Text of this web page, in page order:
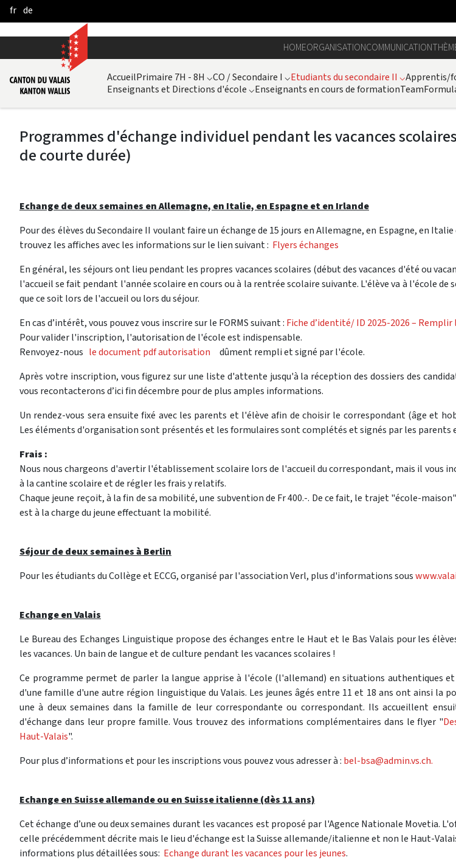
Skip to Main Content
fr de
HOMEORGANISATIONCOMMUNICATION
AccueilPrimaire 7H - 8H ⌵CO / Secondaire I ⌵Etudiants du secondaire II ⌵Apprentis/
Enseignants et Directions d'école ⌵Enseignants en cours de formationTeam
Programmes d'échange individuel pendant les vacances
de courte durée)
Echange de deux semaines en Allemagne, en Italie, en Espagne et en Irlande
Pour des élèves du Secondaire II voulant faire un échange de 15 jours en Allemagne, en Espagne, en
trouvez les affiches avec les informations sur le lien suivant : Flyers échanges
En général, les séjours ont lieu pendant les propres vacances scolaires (début des vacances d'été ou
l'accueil se fait pendant l'année scolaire en cours ou à la rentrée scolaire suivante. L'élève va à l'école de
que ce soit lors de l'accueil ou lors du séjour.
En cas d’intérêt, vous pouvez vous inscrire sur le FORMS suivant : Fiche d’identité/ ID 2025-2026 –
Pour valider l'inscription, l'autorisation de l'école est indispensable.
Renvoyez-nous le document pdf autorisation dûment rempli et signé par l'école.
Après votre inscription, vous figurez sur une liste d'attente jusqu'à la réception des dossiers des
vous recontacterons d’ici fin décembre pour de plus amples informations.
Un rendez-vous sera ensuite fixé avec les parents et l'élève afin de choisir le correspondant (âge et
Les éléments d'organisation sont présentés et les formulaires sont complétés et signés par les parents
Frais :
Nous nous chargeons d'avertir l'établissement scolaire lors de l'accueil du correspondant, mais il vous
à la cantine scolaire et de régler les frais y relatifs.
Chaque jeune reçoit, à la fin de sa mobilité, une subvention de Fr 400.-. De ce fait, le trajet "école-
est à la charge du jeune effectuant la mobilité.
Séjour de deux semaines à Berlin
Pour les étudiants du Collège et ECCG, organisé par l'association Verl, plus d'informations sous
Echange en Valais
Le Bureau des Echanges Linguistique propose des échanges entre le Haut et le Bas Valais pour les
les vacances. Un bain de langue et de culture pendant les vacances scolaires !
Ce programme permet de parler la langue apprise à l'école (l'allemand) en situations authentiques
d'une famille d'une autre région linguistique du Valais. Les jeunes âgés entre 11 et 18 ans ont ainsi la
une à deux semaines dans la famille de leur correspondante ou correspondant. Ils accueillent
d'échange dans leur propre famille. Vous trouvez des informations complémentaires dans le flyer "
Haut-Valais".
Pour plus d’informations et pour les inscriptions vous pouvez vous adresser à : bel-bsa@admin.vs.ch.
Echange en Suisse allemande ou en Suisse italienne (dès 11 ans)
Cet échange d’une ou deux semaines durant les vacances est proposé par l'Agence Nationale Movetia.
celle précédemment décrite mais le lieu d'échange est la Suisse allemande/italienne et non le Haut-
informations plus détaillées sous: Echange durant les vacances pour les jeunes.